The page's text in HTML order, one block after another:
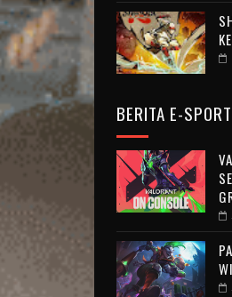
BERITA E-